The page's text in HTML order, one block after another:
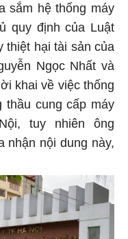
sắm hệ thống máy
quy định của Luật
thiệt hại tài sản của
Ngọc Nhất và
khai về việc thống
thầu cung cấp máy
tuy nhiên ông
nhận nội dung này,